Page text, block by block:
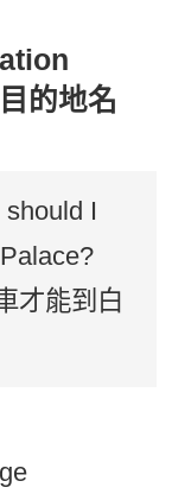
的地名
I
才能到白